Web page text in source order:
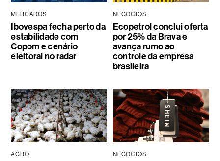
MERCADOS
Ibovespa fecha perto da
estabilidade com
Copom e cenário
eleitoral no radar
NEGÓCIOS
Ecopetrol conclui oferta
por 25% da Brava e
avança rumo ao
controle da empresa
brasileira
AGRO NEGÓCIOS